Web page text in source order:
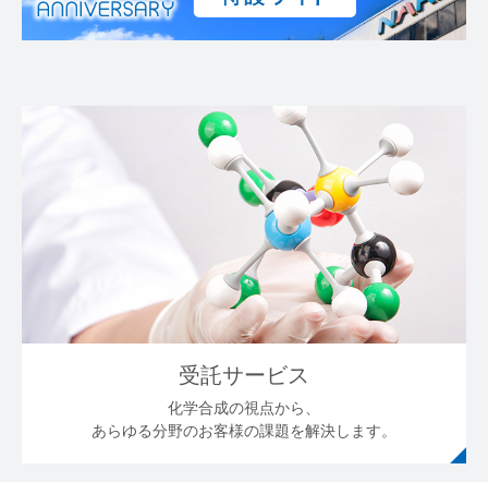
受託サービス
化学合成の視点から、
あらゆる分野のお客様の課題を解決します。